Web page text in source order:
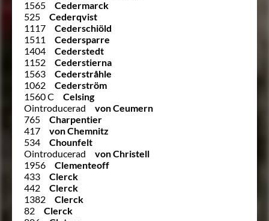
1565
Cedermarck
525
Cederqvist
1117
Cederschiöld
1511
Cedersparre
1404
Cederstedt
1152
Cederstierna
1563
Cederstråhle
1062
Cederström
1560 C
Celsing
Ointroducerad
von Ceumern
765
Charpentier
417
von Chemnitz
534
Chounfelt
Ointroducerad
von Christell
1956
Clementeoff
433
Clerck
442
Clerck
1382
Clerck
82
Clerck